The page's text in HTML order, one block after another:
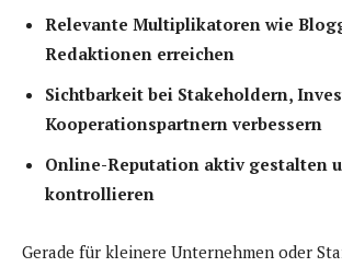
Relevante Multiplikatoren wie
Redaktionen erreichen
Sichtbarkeit bei Stakeholdern,
Kooperationspartnern verbessern
Online-Reputation aktiv gestalten
kontrollieren
Gerade für kleinere Unternehmen oder